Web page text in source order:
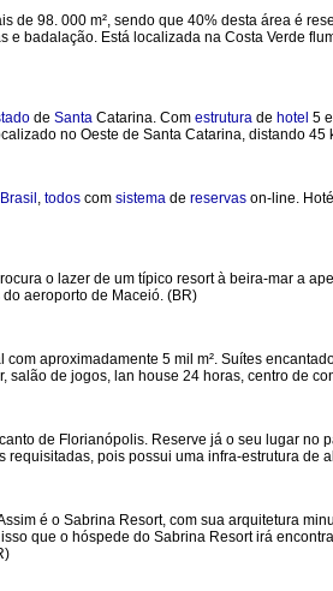
de 98. 000 m², sendo que 40% desta área é
badalação. Está localizada na Costa Verde
de Santa Catarina. Com estrutura de hotel 5
no Oeste de Santa Catarina, distando
Brasil , todos com sistema de reservas on-line.
o lazer de um típico resort à beira-mar a
aeroporto de Maceió. (BR)
aproximadamente 5 mil m². Suítes
de jogos, lan house 24 horas, centro de
de Florianópolis. Reserve já o seu lugar
pois possui uma infra-estrutura de
é o Sabrina Resort, com sua arquitetura
que o hóspede do Sabrina Resort irá